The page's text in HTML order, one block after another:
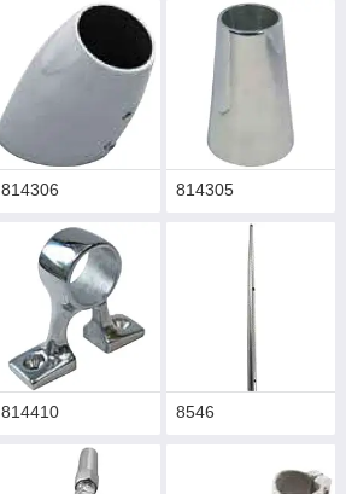
814306 814305
814410 8546